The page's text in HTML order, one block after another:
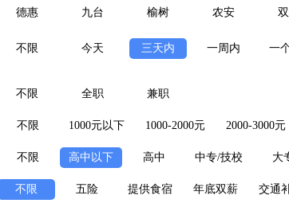
德惠
九台 榆树 农安
不限
今天 三天内 一周内 一
不限 全职 兼职
不限 1000元以下 1000-2000元 2000-3000元
不限 高中以下 高中 中专/技校 大
不限 五险 提供食宿 年底双薪 交通